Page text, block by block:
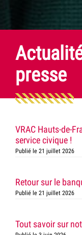
presse
VRAC Hauts-de-
service civique !
Publié le 21 juillet 2026
Retour sur le
Publié le 21 juillet 2026
Tout savoir sur